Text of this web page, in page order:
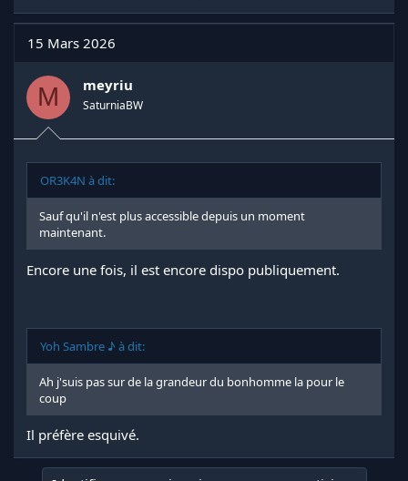
15 Mars 2026
M meyriu
SaturniaBW
OR3K4N à dit:
Sauf qu'il n'est plus accessible depuis un moment
maintenant.
Encore une fois, il est encore dispo publiquement.
Yoh Sambre ♪ à dit:
Ah j'suis pas sur de la grandeur du bonhomme la pour le
coup
Il préfère esquivé.